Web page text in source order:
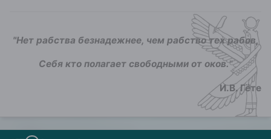
"Нет рабства безнадежнее, чем рабство тех рабов,
Себя кто полагает свободными от оков."
И.В. Гёте